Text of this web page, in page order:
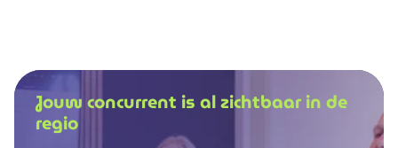
Jouw concurrent is al zichtbaar in de
regio